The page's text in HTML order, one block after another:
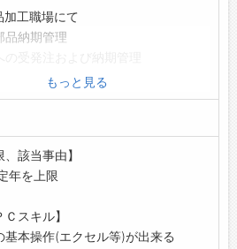
Living」を併設。
コーナー、フードコーナー、シャワ
工職場にて
納期管理
入検査および梱包作業
には丁寧に指導します。是非ご応
可能です。お気軽にお問い合わせ
および休日の工場見学も可能で
:変更なし
もっと見る
、該当事由】
年を上限
Ｃスキル】
基本操作(エクセル等)が出来る